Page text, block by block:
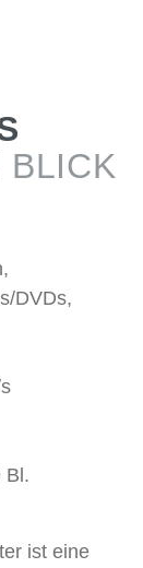
BLICK
DVDs,
Bl.
ist eine